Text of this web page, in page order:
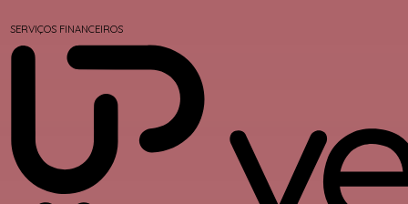
SERVIÇOS FINANCEIROS